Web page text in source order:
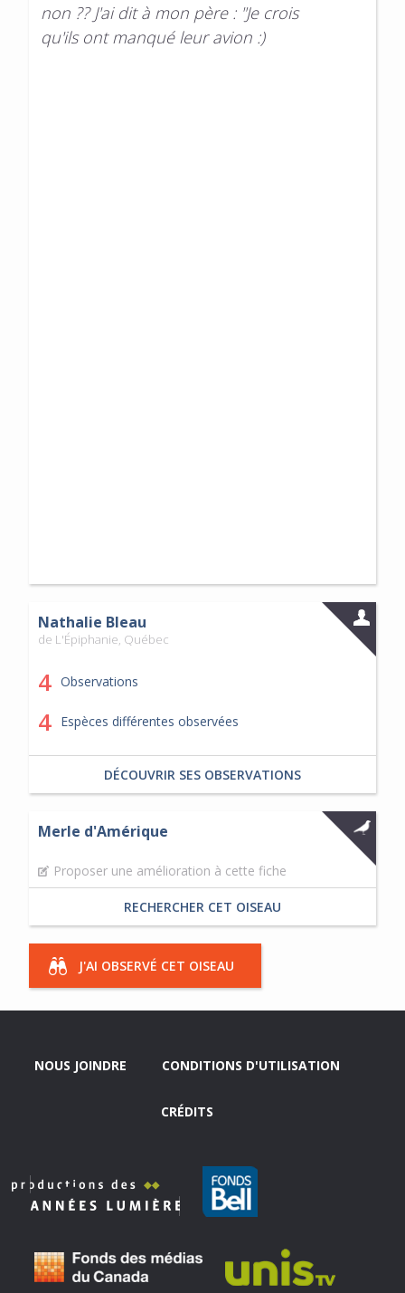
non ?? J'ai dit à mon père : "Je crois
qu'ils ont manqué leur avion :)
Nathalie Bleau
de L'Épiphanie, Québec
4 Observations
4 Espèces différentes observées
DÉCOUVRIR SES OBSERVATIONS
Merle d'Amérique
Proposer une amélioration à cette fiche
RECHERCHER CET OISEAU
J'AI OBSERVÉ CET OISEAU
NOUS JOINDRE CONDITIONS D'UTILISATION
CRÉDITS